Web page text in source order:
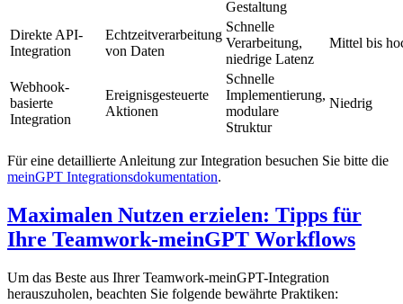
Gestaltung
Direkte API-
Integration
Echtzeitverarbeitung
von Daten
Schnelle
Verarbeitung,
niedrige Latenz
Mittel bis
Webhook-
basierte
Integration
Ereignisgesteuerte
Aktionen
Schnelle
Implementierung,
modulare
Struktur
Niedrig
Für eine detaillierte Anleitung zur Integration besuchen Sie bitte die
meinGPT Integrationsdokumentation.
Maximalen Nutzen erzielen: Tipps für
Ihre Teamwork-meinGPT Workflows
Um das Beste aus Ihrer Teamwork-meinGPT-Integration
herauszuholen, beachten Sie folgende bewährte Praktiken: